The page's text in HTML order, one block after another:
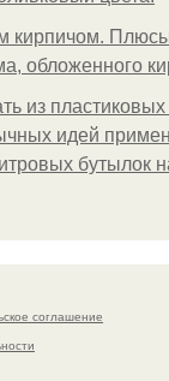
кирпичом.
обложенного
из
идей
бутылок
соглашение